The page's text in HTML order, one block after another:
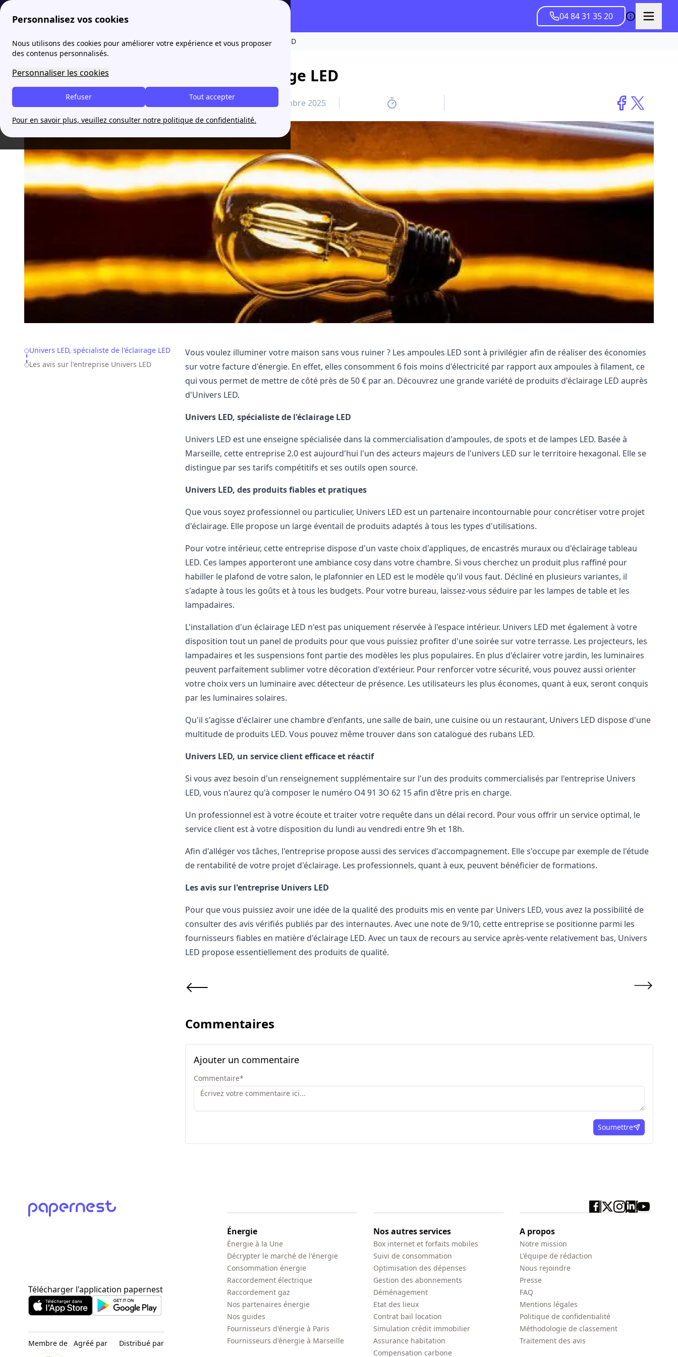
Personnalisez vos cookies
Nous utilisons des cookies pour améliorer votre expérience et vous proposer
des contenus personnalisés.
Personnaliser les cookies
Tout accepter
Refuser
Pour en savoir plus, veuillez consulter notre politique de confidentialité.
04 84 31 35 20
papernest blog Univers LED, spécialiste de l'éclairage LED
Univers LED, spécialiste de l'éclairage LED
Guillaumeh 6 novembre 2025
Table of Contents
Univers LED, spécialiste de l'éclairage LED
Les avis sur l'entreprise Univers LED
Vous voulez illuminer votre maison sans vous ruiner ? Les ampoules LED sont à privilégier afin de réaliser des économies
sur votre facture d'énergie. En effet, elles consomment 6 fois moins d'électricité par rapport aux ampoules à filament, ce
qui vous permet de mettre de côté près de 50 € par an. Découvrez une grande variété de produits d'éclairage LED auprès
d'Univers LED.
Univers LED, spécialiste de l'éclairage LED
Univers LED est une enseigne spécialisée dans la commercialisation d'ampoules, de spots et de lampes LED. Basée à
Marseille, cette entreprise 2.0 est aujourd'hui l'un des acteurs majeurs de l'univers LED sur le territoire hexagonal. Elle se
distingue par ses tarifs compétitifs et ses outils open source.
Univers LED, des produits fiables et pratiques
Que vous soyez professionnel ou particulier, Univers LED est un partenaire incontournable pour concrétiser votre projet
d'éclairage. Elle propose un large éventail de produits adaptés à tous les types d'utilisations.
Pour votre intérieur, cette entreprise dispose d'un vaste choix d'appliques, de encastrés muraux ou d'éclairage tableau
LED. Ces lampes apporteront une ambiance cosy dans votre chambre. Si vous cherchez un produit plus raffiné pour
habiller le plafond de votre salon, le plafonnier en LED est le modèle qu'il vous faut. Décliné en plusieurs variantes, il
s'adapte à tous les goûts et à tous les budgets. Pour votre bureau, laissez-vous séduire par les lampes de table et les
lampadaires.
L'installation d'un éclairage LED n'est pas uniquement réservée à l'espace intérieur. Univers LED met également à votre
disposition tout un panel de produits pour que vous puissiez profiter d'une soirée sur votre terrasse. Les projecteurs, les
lampadaires et les suspensions font partie des modèles les plus populaires. En plus d'éclairer votre jardin, les luminaires
peuvent parfaitement sublimer votre décoration d'extérieur. Pour renforcer votre sécurité, vous pouvez aussi orienter
votre choix vers un luminaire avec détecteur de présence. Les utilisateurs les plus économes, quant à eux, seront conquis
par les luminaires solaires.
Qu'il s'agisse d'éclairer une chambre d'enfants, une salle de bain, une cuisine ou un restaurant, Univers LED dispose d'une
multitude de produits LED. Vous pouvez même trouver dans son catalogue des rubans LED.
Univers LED, un service client efficace et réactif
Si vous avez besoin d'un renseignement supplémentaire sur l'un des produits commercialisés par l'entreprise Univers
LED, vous n'aurez qu'à composer le numéro O4 91 3O 62 15 afin d'être pris en charge.
Un professionnel est à votre écoute et traiter votre requête dans un délai record. Pour vous offrir un service optimal, le
service client est à votre disposition du lundi au vendredi entre 9h et 18h.
Afin d'alléger vos tâches, l'entreprise propose aussi des services d'accompagnement. Elle s'occupe par exemple de l'étude
de rentabilité de votre projet d'éclairage. Les professionnels, quant à eux, peuvent bénéficier de formations.
Les avis sur l'entreprise Univers LED
Pour que vous puissiez avoir une idée de la qualité des produits mis en vente par Univers LED, vous avez la possibilité de
consulter des avis vérifiés publiés par des internautes. Avec une note de 9/10, cette entreprise se positionne parmi les
fournisseurs fiables en matière d'éclairage LED. Avec un taux de recours au service après-vente relativement bas, Univers
LED propose essentiellement des produits de qualité.
Commentaires
Ajouter un commentaire
Commentaire*
Soumettre
Télécharger l'application papernest
Membre de Agréé par Distribué par
Énergie
Énergie à la Une
Décrypter le marché de l'énergie
Consommation énergie
Raccordement électrique
Raccordement gaz
Nos partenaires énergie
Nos guides
Fournisseurs d'énergie à Paris
Fournisseurs d'énergie à Marseille
Nos autres services
Box internet et forfaits mobiles
Suivi de consommation
Optimisation des dépenses
Gestion des abonnements
Déménagement
Etat des lieux
Contrat bail location
Simulation crédit immobilier
Assurance habitation
Compensation carbone
A propos
Notre mission
L'équipe de rédaction
Nous rejoindre
Presse
FAQ
Mentions légales
Politique de confidentialité
Méthodologie de classement
Traitement des avis